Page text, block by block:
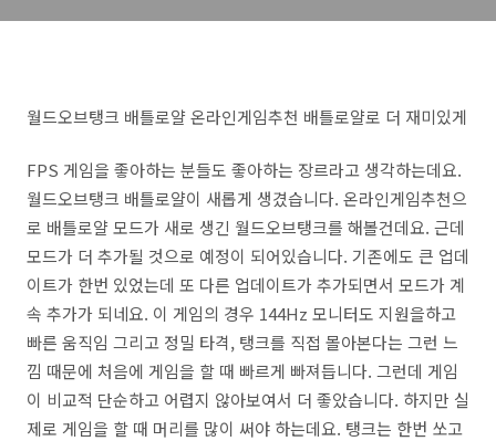
월드오브탱크 배틀로얄 온라인게임추천 배틀로얄로 더 재미있게
FPS 게임을 좋아하는 분들도 좋아하는 장르라고 생각하는데요.
월드오브탱크 배틀로얄이 새롭게 생겼습니다. 온라인게임추천으
로 배틀로얄 모드가 새로 생긴 월드오브탱크를 해볼건데요. 근데
모드가 더 추가될 것으로 예정이 되어있습니다. 기존에도 큰 업데
이트가 한번 있었는데 또 다른 업데이트가 추가되면서 모드가 계
속 추가가 되네요. 이 게임의 경우 144Hz 모니터도 지원을하고
빠른 움직임 그리고 정밀 타격, 탱크를 직접 몰아본다는 그런 느
낌 때문에 처음에 게임을 할 때 빠르게 빠져듭니다. 그런데 게임
이 비교적 단순하고 어렵지 않아보여서 더 좋았습니다. 하지만 실
제로 게임을 할 때 머리를 많이 써야 하는데요. 탱크는 한번 쏘고